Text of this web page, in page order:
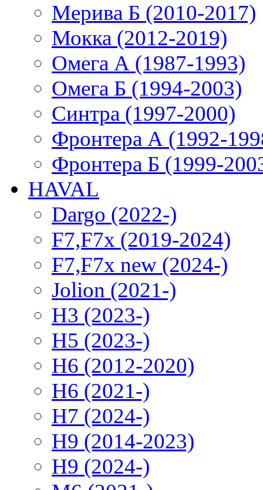
Мерива Б (2010-2017)
Мокка (2012-2019)
Омега А (1987-1993)
Омега Б (1994-2003)
Синтра (1997-2000)
Фронтера А (1992-
Фронтера Б (1999-
HAVAL
Dargo (2022-)
F7,F7x (2019-2024)
F7,F7x new (2024-)
Jolion (2021-)
H3 (2023-)
H5 (2023-)
H6 (2012-2020)
H6 (2021-)
H7 (2024-)
H9 (2014-2023)
H9 (2024-)